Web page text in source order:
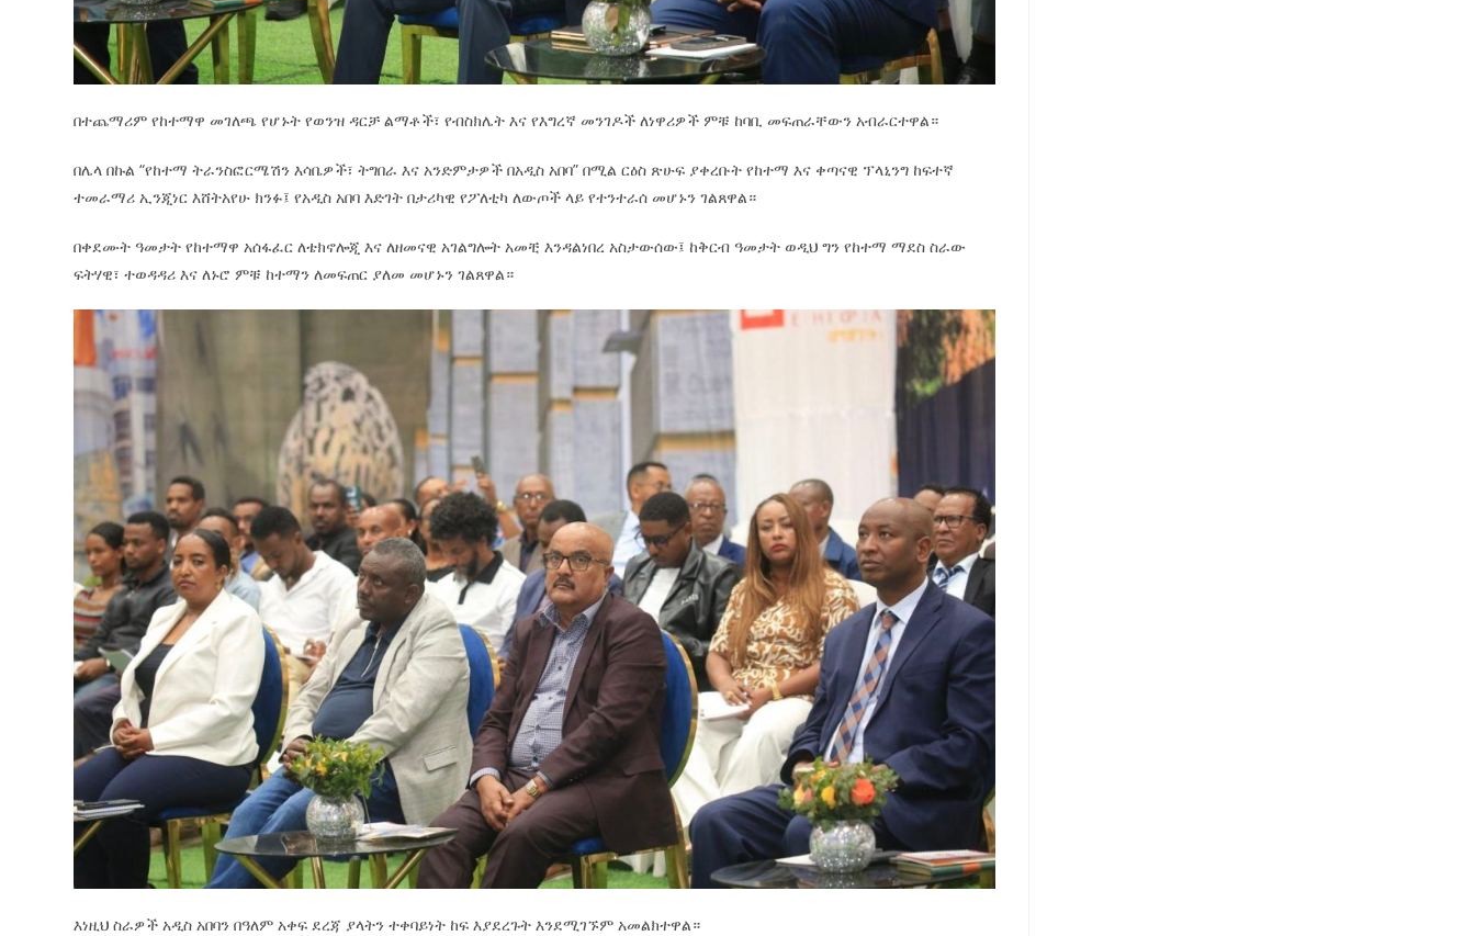
በተጨማሪም የከተማዋ መገለጫ የሆኑት የወንዝ ዳርቻ ልማቶች፣ የብስክሌት እና የእግረኛ መንገዶች ለነዋሪዎች ምቹ ከባቢ መፍጠራቸውን አብራርተዋል።
በሌላ በኩል “የከተማ ትራንስፎርሜሽን እሳቤዎች፣ ትግበራ እና አንድምታዎች በአዲስ አበባ” በሚል ርዕስ ጽሁፍ ያቀረቡት የከተማ እና ቀጣናዊ ፕላኒንግ ከፍተኛ
ተመራማሪ ኢንጂነር እሸትአየሁ ክንፉ፤ የአዲስ አበባ እድገት በታሪካዊ የፖለቲካ ለውጦች ላይ የተንተራሰ መሆኑን ገልጸዋል።
በቀደሙት ዓመታት የከተማዋ አሰፋፈር ለቴክኖሎጂ እና ለዘመናዊ አገልግሎት አመቺ እንዳልነበረ አስታውሰው፤ ከቅርብ ዓመታት ወዲህ ግን የከተማ ማደስ ስራው
ፍትሃዊ፣ ተወዳዳሪ እና ለኑሮ ምቹ ከተማን ለመፍጠር ያለመ መሆኑን ገልጸዋል።
እነዚህ ስራዎች አዲስ አበባን በዓለም አቀፍ ደረጃ ያላትን ተቀባይነት ከፍ እያደረጉት እንደሚገኙም አመልክተዋል።